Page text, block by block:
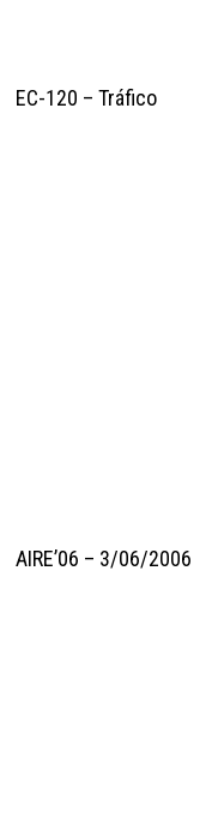
EC-120 – Tráfico
AIRE’06 – 3/06/2006